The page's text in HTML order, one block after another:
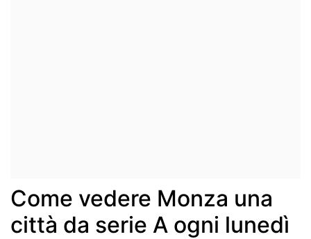
Come vedere Monza una
città da serie A ogni lunedì